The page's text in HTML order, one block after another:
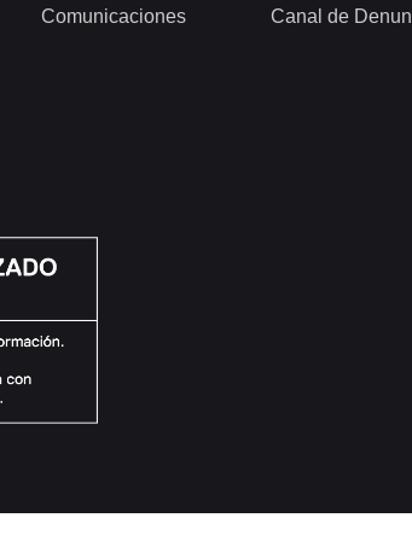
Comunicaciones Canal de